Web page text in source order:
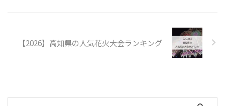
【2026】高知県の人気花火大会ランキング